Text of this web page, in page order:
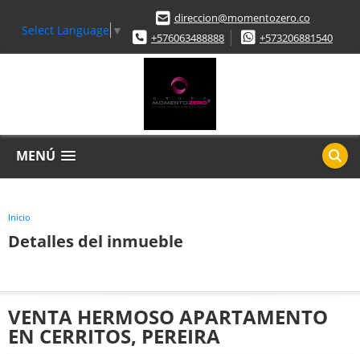
Select Language ▼
direccion@momentozero.co
+576063488888
+573206881540
MENÚ
Inicio
Detalles del inmueble
VENTA HERMOSO APARTAMENTO
EN CERRITOS, PEREIRA